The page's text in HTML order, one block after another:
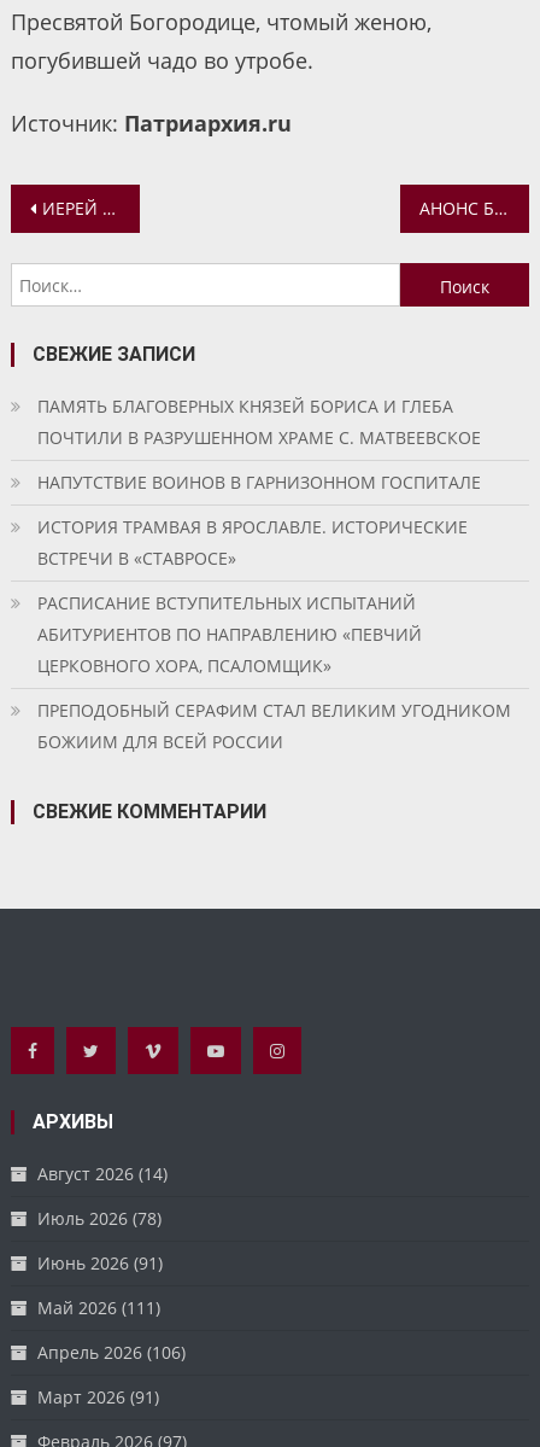
Пресвятой Богородице, чтомый женою,
погубившей чадо во утробе.
Источник: Патриархия.ru
Навигация
по
записям
ИЕРЕЙ ОЛЕГ ОВЧАРОВ ОСВОБОЖДЕН ОТ ДОЛЖНОСТИ РЕКТОРА ЯРОСЛАВСКОЙ ДУХОВНОЙ СЕМИНАРИИ АНОНС БОГОСЛУЖЕНИЙ МИТРОПОЛИТА ВАДИМА С 26 ПО 28 СЕНТЯБРЯ
Найти:
СВЕЖИЕ ЗАПИСИ
ПАМЯТЬ БЛАГОВЕРНЫХ КНЯЗЕЙ БОРИСА И ГЛЕБА
ПОЧТИЛИ В РАЗРУШЕННОМ ХРАМЕ С. МАТВЕЕВСКОЕ
НАПУТСТВИЕ ВОИНОВ В ГАРНИЗОННОМ ГОСПИТАЛЕ
ИСТОРИЯ ТРАМВАЯ В ЯРОСЛАВЛЕ. ИСТОРИЧЕСКИЕ
ВСТРЕЧИ В «СТАВРОСЕ»
РАСПИСАНИЕ ВСТУПИТЕЛЬНЫХ ИСПЫТАНИЙ
АБИТУРИЕНТОВ ПО НАПРАВЛЕНИЮ «ПЕВЧИЙ
ЦЕРКОВНОГО ХОРА, ПСАЛОМЩИК»
ПРЕПОДОБНЫЙ СЕРАФИМ СТАЛ ВЕЛИКИМ УГОДНИКОМ
БОЖИИМ ДЛЯ ВСЕЙ РОССИИ
СВЕЖИЕ КОММЕНТАРИИ
АРХИВЫ
Август 2026 (14)
Июль 2026 (78)
Июнь 2026 (91)
Май 2026 (111)
Апрель 2026 (106)
Март 2026 (91)
Февраль 2026 (97)